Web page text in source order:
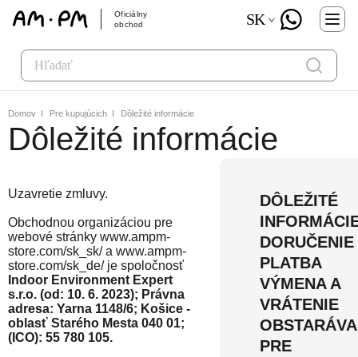
Oficiálny
obchod
SK
Domov Pre kupujúcich Dôležité informácie
Dôležité informácie
DÔLEŽITÉ
DORUČENIE
PLATBA
VÝMENA A
VRÁTENIE
PRE
Uzavretie zmluvy.
Obchodnou organizáciou pre
webové stránky www.ampm-
store.com/sk_sk/ a www.ampm-
store.com/sk_de/ je spoločnosť
Indoor Environment Expert
s.r.o. (od: 10. 6. 2023); Právna
adresa: Yarna 1148/6; Košice -
oblasť Starého Mesta 040 01;
(ICO): 55 780 105.